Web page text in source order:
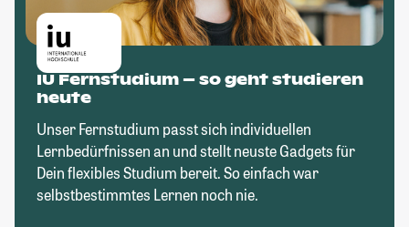
IU Fernstudium – so geht studieren
heute
Unser Fernstudium passt sich individuellen
Lernbedürfnissen an und stellt neuste Gadgets für
Dein flexibles Studium bereit. So einfach war
selbstbestimmtes Lernen noch nie.